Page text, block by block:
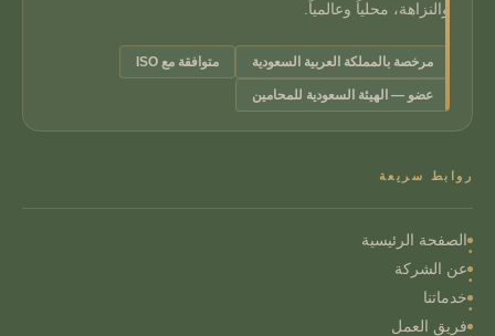
والنزاهة، محلياً وعالمياً.
مرخصة بالمملكة العربية السعودية متوافقة مع ISO
عضو — الهيئة السعودية للمحامين
روابط سريعة
الصفحة الرئيسية
عن الشركة
خدماتنا
فريق العمل